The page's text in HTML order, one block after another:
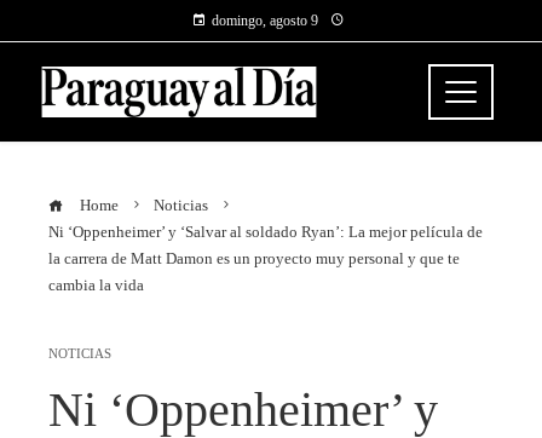
domingo, agosto 9
Home
Noticias
Ni ‘Oppenheimer’ y ‘Salvar al soldado Ryan’: La mejor película de
la carrera de Matt Damon es un proyecto muy personal y que te
cambia la vida
NOTICIAS
Ni ‘Oppenheimer’ y